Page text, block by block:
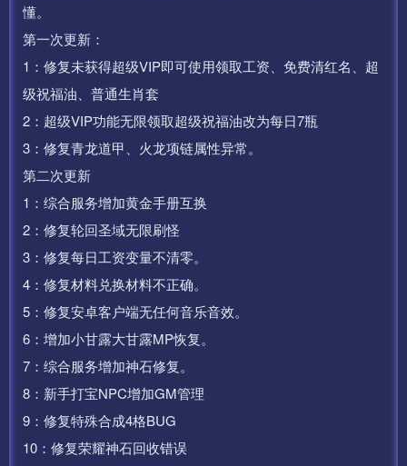
懂。
第一次更新：
1：修复未获得超级VIP即可使用领取工资、免费清红名、超
级祝福油、普通生肖套
2：超级VIP功能无限领取超级祝福油改为每日7瓶
3：修复青龙道甲、火龙项链属性异常。
第二次更新
1：综合服务增加黄金手册互换
2：修复轮回圣域无限刷怪
3：修复每日工资变量不清零。
4：修复材料兑换材料不正确。
5：修复安卓客户端无任何音乐音效。
6：增加小甘露大甘露MP恢复。
7：综合服务增加神石修复。
8：新手打宝NPC增加GM管理
9：修复特殊合成4格BUG
10：修复荣耀神石回收错误